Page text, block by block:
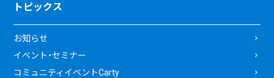
トピックス
お知らせ
イベント・セミナー
コミュニティイベントCarty